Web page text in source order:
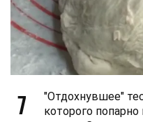
7
"Отдохнувшее"
которого